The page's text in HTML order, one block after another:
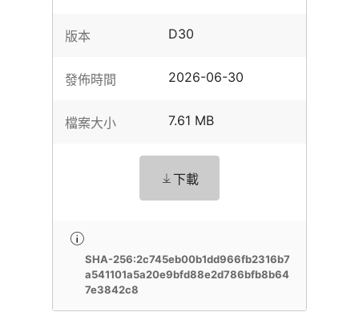
版本 D30
發佈時間 2026-06-30
檔案大小 7.61 MB
下載
SHA-256:2c745eb00b1dd966fb2316b7
a541101a5a20e9bfd88e2d786bfb8b64
7e3842c8